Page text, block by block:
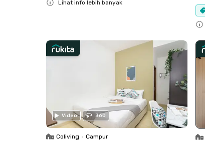
Lihat info lebih banyak
Video 360
Coliving • Campur